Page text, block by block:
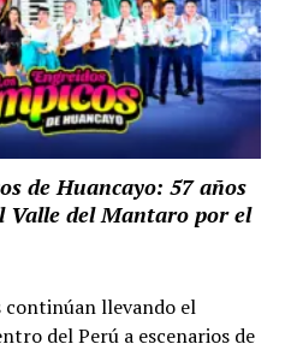
de Huancayo: 57 años
Valle del Mantaro por el
llevando el
del Perú a escenarios de